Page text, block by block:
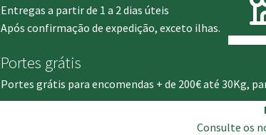
Entregas a partir de 1 a 2 dias úteis
Após confirmação de expedição, exceto ilhas.
Portes grátis
Portes grátis para encomendas + de 200€ até 30Kg,
Consulte os